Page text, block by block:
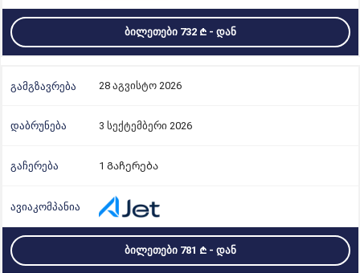
ᲑᲘᲚᲔᲗᲔᲑᲘ 732 - ᲓᲐᲜ
28 აგვისტო 2026
3 სექტემბერი 2026
1 Გაჩერება
ᲑᲘᲚᲔᲗᲔᲑᲘ 781 - ᲓᲐᲜ